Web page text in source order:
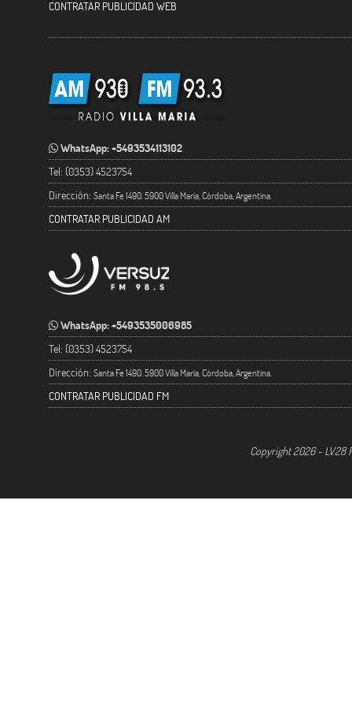
CONTRATAR PUBLICIDAD WEB
WhatsApp: +5493534113102
Tel: (0353) 4523754
Dirección: Santa Fe 1490. 5900 Villa María, Córdoba, Argentina.
CONTRATAR PUBLICIDAD AM
WhatsApp: +5493535006985
Tel: (0353) 4523754
Dirección: Santa Fe 1490. 5900 Villa María, Córdoba, Argentina.
CONTRATAR PUBLICIDAD FM
Copyright 2026 - LV28